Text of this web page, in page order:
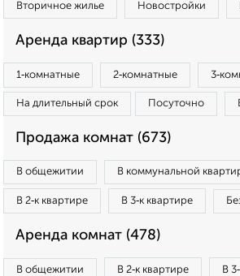
Вторичное жилье Новостройки
Аренда квартир (333)
1‑комнатные 2‑комнатные
На длительный срок Посуточно
Продажа комнат (673)
В общежитии В коммунальной
В 2‑к квартире В 3‑к квартире
Аренда комнат (478)
В общежитии В 2‑к квартире В